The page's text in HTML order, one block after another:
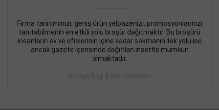
Firma tanıtımınızı, geniş ürün yelpazenizi, promosyonlarınızı
tanıtabilmenin en etkili yolu broşür dağıtmaktır. Bu broşürü
insanların ev ve ofislerinin içine kadar sokmanın tek yolu ise
ancak gazete içerisinde dağıtılan insertle mümkün
olmaktadır.
Detaylı Bilgi & İlan Örnekleri
DEVREMÜLK KİRALIK İlanı- 11.09.2018
SİNYE Tekstile Şoförlüğü olan 35 yaşını aşmamış, Depo
elemanı alınacaktır. Osmanbey, Şişli